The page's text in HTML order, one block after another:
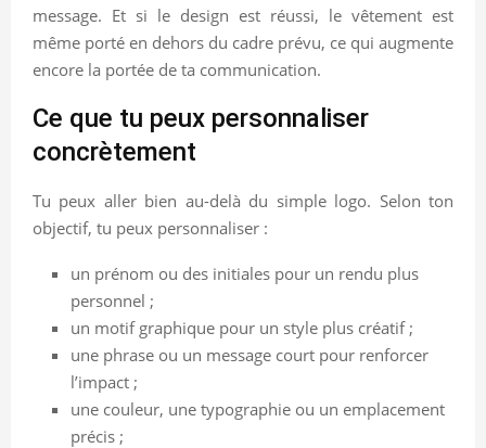
message. Et si le design est réussi, le vêtement est
même porté en dehors du cadre prévu, ce qui augmente
encore la portée de ta communication.
Ce que tu peux personnaliser
concrètement
Tu peux aller bien au-delà du simple logo. Selon ton
objectif, tu peux personnaliser :
un prénom ou des initiales pour un rendu plus
personnel ;
un motif graphique pour un style plus créatif ;
une phrase ou un message court pour renforcer
l’impact ;
une couleur, une typographie ou un emplacement
précis ;